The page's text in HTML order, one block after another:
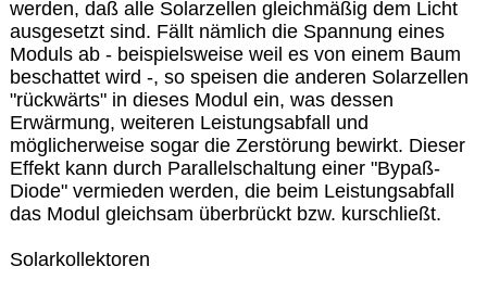
werden, daß alle Solarzellen gleichmäßig dem Licht
ausgesetzt sind. Fällt nämlich die Spannung eines
Moduls ab - beispielsweise weil es von einem Baum
beschattet wird -, so speisen die anderen Solarzellen
"rückwärts" in dieses Modul ein, was dessen
Erwärmung, weiteren Leistungsabfall und
möglicherweise sogar die Zerstörung bewirkt. Dieser
Effekt kann durch Parallelschaltung einer "Bypaß-
Diode" vermieden werden, die beim Leistungsabfall
das Modul gleichsam überbrückt bzw. kurschließt.
Solarkollektoren